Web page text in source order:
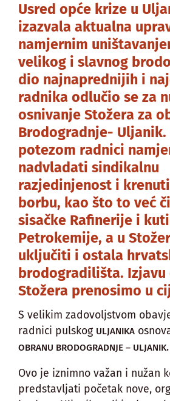
Usred opće krize u
izazvala aktualna
namjernim
velikog i slavnog
dio najnaprednijih i
radnika odlučio se za
osnivanje Stožera za
Brodogradnje- Uljanik.
potezom radnici
nadvladati sindikalnu
razjedinjenost i
borbu, kao što to već
sisačke Rafinerije i
Petrokemije, a u
uključiti i ostala
brodogradilišta. Izjavu
Stožera prenosimo u
S velikim zadovoljstvom
radnici pulskog ULJANIKA
OBRANU BRODOGRADNJE – ULJANIK.
Ovo je iznimno važan i nužan
predstavljati početak nove,